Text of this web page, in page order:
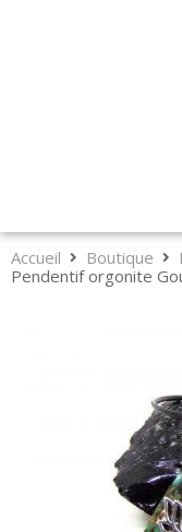
Accueil Boutique
Pendentif orgonite